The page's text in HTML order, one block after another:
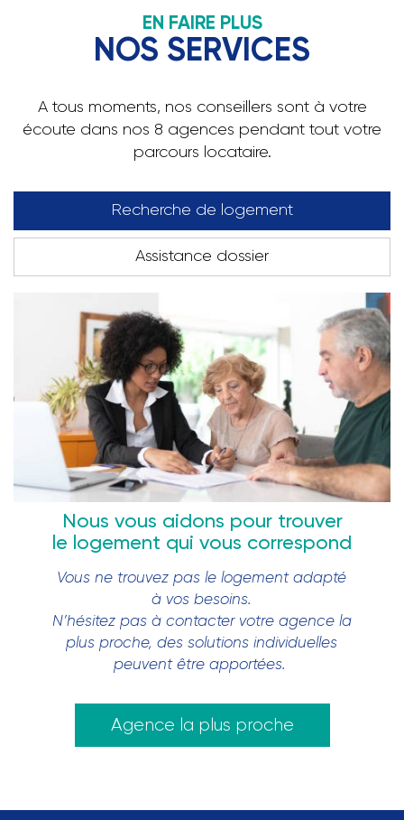
EN FAIRE PLUS
NOS SERVICES
A tous moments, nos conseillers sont à votre
écoute dans nos 8 agences pendant tout votre
parcours locataire.
Recherche de logement
Assistance dossier
Nous vous aidons pour trouver
le logement qui vous correspond
Vous ne trouvez pas le logement adapté
à vos besoins.
N’hésitez pas à contacter votre agence la
plus proche, des solutions individuelles
peuvent être apportées.
Agence la plus proche